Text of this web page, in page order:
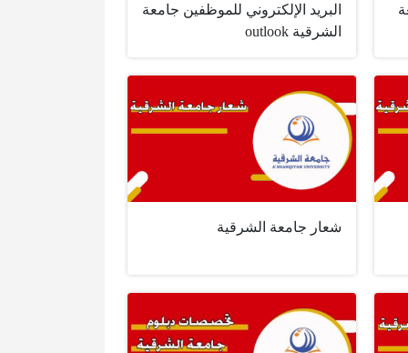
البريد الإلكتروني للموظفين جامعة
الشرقية outlook
شعار جامعة الشرقية